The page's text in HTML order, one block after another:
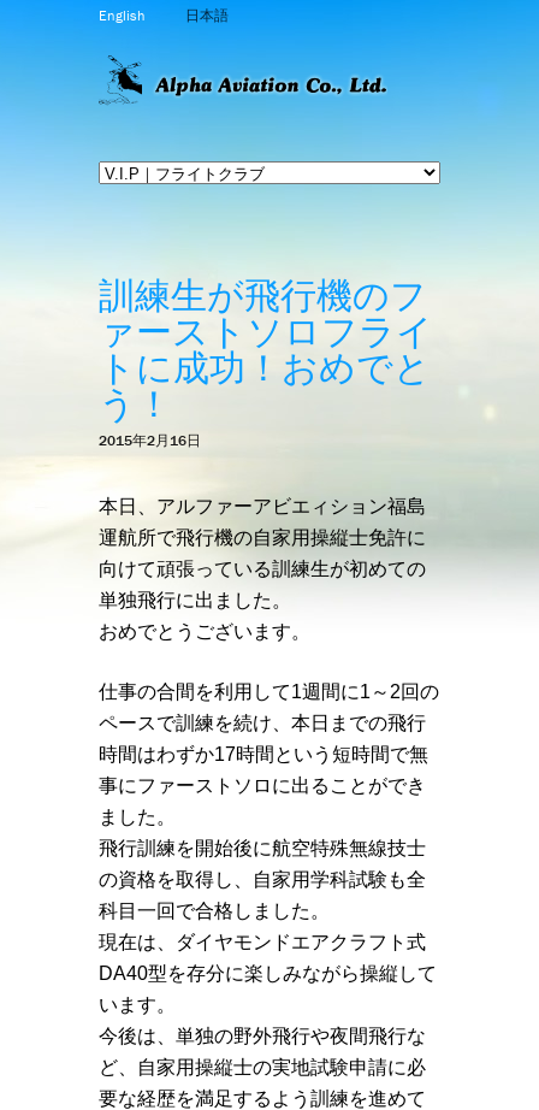
English 日本語
訓練生が飛行機のフ
ァーストソロフライ
トに成功！おめでと
う！
2015年2月16日
本日、アルファーアビエィション福島
運航所で飛行機の自家用操縦士免許に
向けて頑張っている訓練生が初めての
単独飛行に出ました。
おめでとうございます。
仕事の合間を利用して1週間に1～2回の
ペースで訓練を続け、本日までの飛行
時間はわずか17時間という短時間で無
事にファーストソロに出ることができ
ました。
飛行訓練を開始後に航空特殊無線技士
の資格を取得し、自家用学科試験も全
科目一回で合格しました。
現在は、ダイヤモンドエアクラフト式
DA40型を存分に楽しみながら操縦して
います。
今後は、単独の野外飛行や夜間飛行な
ど、自家用操縦士の実地試験申請に必
要な経歴を満足するよう訓練を進めて